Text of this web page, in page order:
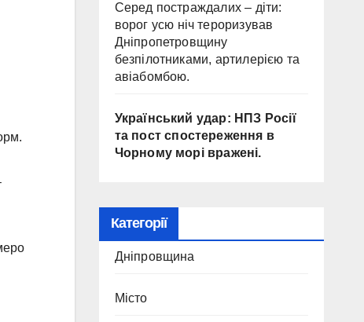
Серед постраждалих – діти:
ворог усю ніч тероризував
Дніпропетровщину
безпілотниками, артилерією та
авіабомбою.
Український удар: НПЗ Росії
та пост спостереження в
Чорному морі вражені.
Категорії
Дніпровщина
Місто